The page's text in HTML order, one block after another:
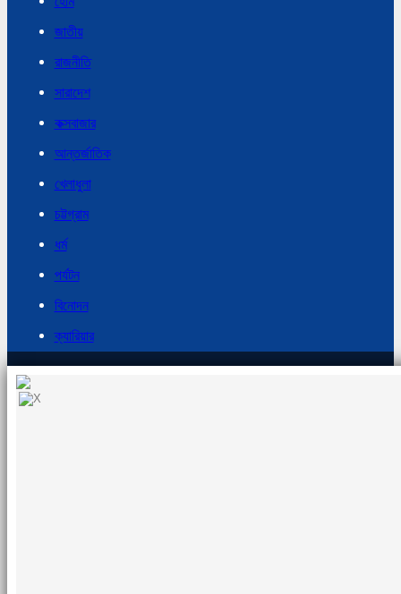
জাতীয়
রাজনীতি
সারাদেশ
কক্সবাজার
আন্তর্জাতিক
খেলাধুলা
চট্টগ্রাম
ধর্ম
পর্যটন
বিনোদন
ক্যারিয়ার